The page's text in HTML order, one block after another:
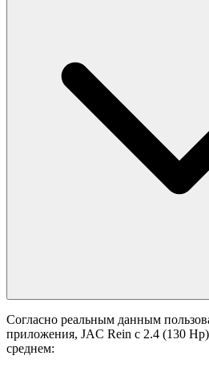
Согласно реальным данным
приложения, JAC Rein с 2.4 (130
среднем: